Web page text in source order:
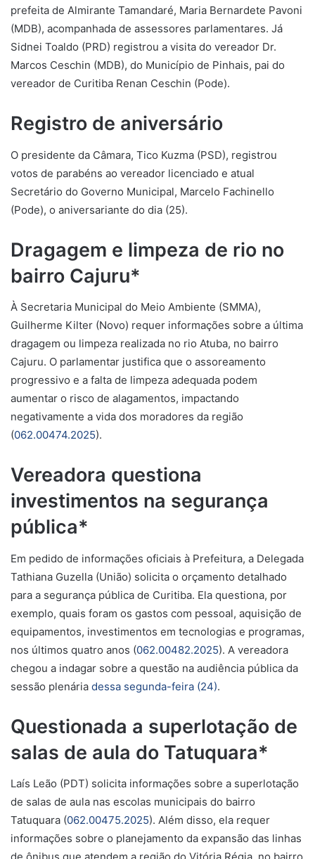
prefeita de Almirante Tamandaré, Maria Bernardete Pavoni
(MDB), acompanhada de assessores parlamentares. Já
Sidnei Toaldo (PRD) registrou a visita do vereador Dr.
Marcos Ceschin (MDB), do Município de Pinhais, pai do
vereador de Curitiba Renan Ceschin (Pode).
Registro de aniversário
O presidente da Câmara, Tico Kuzma (PSD), registrou
votos de parabéns ao vereador licenciado e atual
Secretário do Governo Municipal, Marcelo Fachinello
(Pode), o aniversariante do dia (25).
Dragagem e limpeza de rio no
bairro Cajuru*
À Secretaria Municipal do Meio Ambiente (SMMA),
Guilherme Kilter (Novo) requer informações sobre a última
dragagem ou limpeza realizada no rio Atuba, no bairro
Cajuru. O parlamentar justifica que o assoreamento
progressivo e a falta de limpeza adequada podem
aumentar o risco de alagamentos, impactando
negativamente a vida dos moradores da região
(062.00474.2025).
Vereadora questiona
investimentos na segurança
pública*
Em pedido de informações oficiais à Prefeitura, a Delegada
Tathiana Guzella (União) solicita o orçamento detalhado
para a segurança pública de Curitiba. Ela questiona, por
exemplo, quais foram os gastos com pessoal, aquisição de
equipamentos, investimentos em tecnologias e programas,
nos últimos quatro anos (062.00482.2025). A vereadora
chegou a indagar sobre a questão na audiência pública da
sessão plenária dessa segunda-feira (24).
Questionada a superlotação de
salas de aula do Tatuquara*
Laís Leão (PDT) solicita informações sobre a superlotação
de salas de aula nas escolas municipais do bairro
Tatuquara (062.00475.2025). Além disso, ela requer
informações sobre o planejamento da expansão das linhas